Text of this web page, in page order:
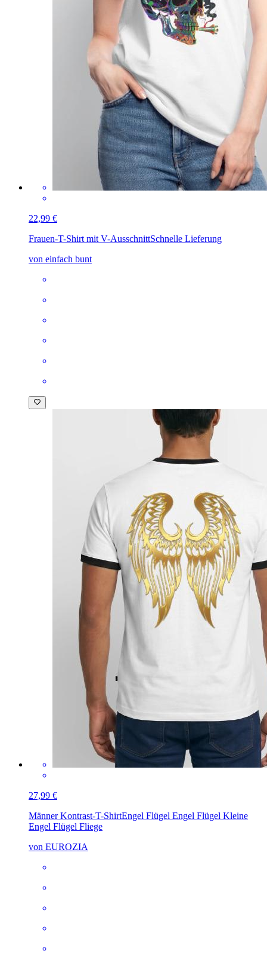
22,99 €
Frauen-T-Shirt mit V-AusschnittSchnelle Lieferung
von einfach bunt
27,99 €
Männer Kontrast-T-ShirtEngel Flügel Engel Flügel Kleine
Engel Flügel Fliege
von EUROZIA